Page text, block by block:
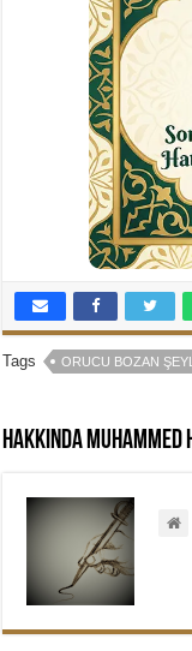
Tags ORUCU BOZAN
Hakkında